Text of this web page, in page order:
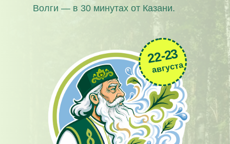
Волги — в 30 минутах от Казани.
22-23
августа